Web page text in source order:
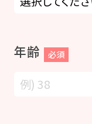
年齢 必須